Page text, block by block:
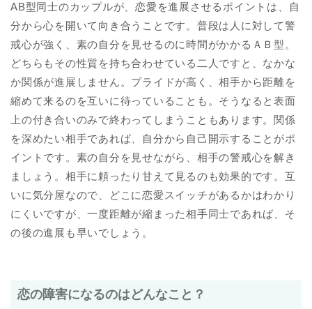
AB型同士のカップルが、恋愛を進展させるポイントは、自
分から心を開いて向き合うことです。普段は人に対して警
戒心が強く、素の自分を見せるのに時間がかかるＡＢ型。
どちらもその性質を持ち合わせている二人ですと、なかな
か関係が進展しません。プライドが高く、相手から距離を
縮めて来るのを互いに待っていることも。そうなると表面
上の付き合いのみで終わってしまうこともあります。関係
を深めたい相手であれば、自分から自己開示することがポ
イントです。素の自分を見せながら、相手の警戒心を解き
ましょう。相手に頼ったり甘えて見るのも効果的です。互
いに気分屋なので、どこに恋愛スイッチがあるかはわかり
にくいですが、一度距離が縮まった相手同士であれば、そ
の後の進展も早いでしょう。
恋の障害になるのはどんなこと？